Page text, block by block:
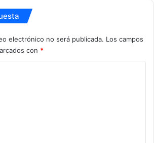
electrónico no será publicada. Los campos
con *